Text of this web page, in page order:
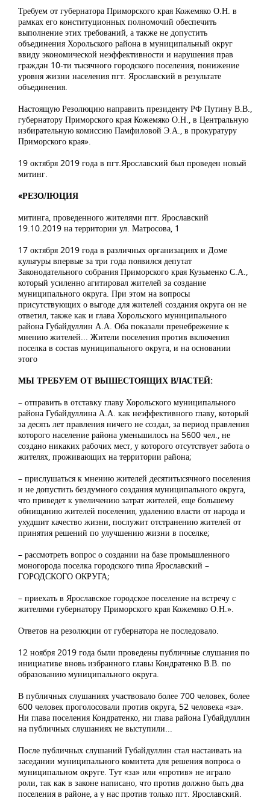
Требуем от губернатора Приморского края Кожемяко О.Н. в
рамках его конституционных полномочий обеспечить
выполнение этих требований, а также не допустить
объединения Хорольского района в муниципальный округ
ввиду экономической неэффективности и нарушения прав
граждан 10-ти тысячного городского поселения, понижение
уровня жизни населения пгт. Ярославский в результате
объединения.
Настоящую Резолюцию направить президенту РФ Путину В.В.,
губернатору Приморского края Кожемяко О.Н., в Центральную
избирательную комиссию Памфиловой Э.А., в прокуратуру
Приморского края».
19 октября 2019 года в пгт.Ярославский был проведен новый
митинг.
«РЕЗОЛЮЦИЯ
митинга, проведенного жителями пгт. Ярославский
19.10.2019 на территории ул. Матросова, 1
17 октября 2019 года в различных организациях и Доме
культуры впервые за три года появился депутат
Законодательного собрания Приморского края Кузьменко С.А.,
который усиленно агитировал жителей за создание
муниципального округа. При этом на вопросы
присутствующих о выгоде для жителей создания округа он не
ответил, также как и глава Хорольского муниципального
района Губайдуллин А.А. Оба показали пренебрежение к
мнению жителей... Жители поселения против включения
поселка в состав муниципального округа, и на основании
этого
МЫ ТРЕБУЕМ ОТ ВЫШЕСТОЯЩИХ ВЛАСТЕЙ:
– отправить в отставку главу Хорольского муниципального
района Губайдуллина А.А. как неэффективного главу, который
за десять лет правления ничего не создал, за период правления
которого население района уменьшилось на 5600 чел., не
создано никаких рабочих мест, у которого отсутствует забота о
жителях, проживающих на территории района;
– прислушаться к мнению жителей десятитысячного поселения
и не допустить бездумного создания муниципального округа,
что приведет к увеличению затрат жителей, еще большему
обнищанию жителей поселения, удалению власти от народа и
ухудшит качество жизни, послужит отстранению жителей от
принятия решений по улучшению жизни в поселке;
– рассмотреть вопрос о создании на базе промышленного
моногорода поселка городского типа Ярославский –
ГОРОДСКОГО ОКРУГА;
– приехать в Ярославское городское поселение на встречу с
жителями губернатору Приморского края Кожемяко О.Н.».
Ответов на резолюции от губернатора не последовало.
12 ноября 2019 года были проведены публичные слушания по
инициативе вновь избранного главы Кондратенко В.В. по
образованию муниципального округа.
В публичных слушаниях участвовало более 700 человек, более
600 человек проголосовали против округа, 52 человека «за».
Ни глава поселения Кондратенко, ни глава района Губайдуллин
на публичных слушаниях не выступили...
После публичных слушаний Губайдуллин стал настаивать на
заседании муниципального комитета для решения вопроса о
муниципальном округе. Тут «за» или «против» не играло
роли, так как в законе написано, что против должно быть два
поселения в районе, а у нас против только пгт. Ярославский.